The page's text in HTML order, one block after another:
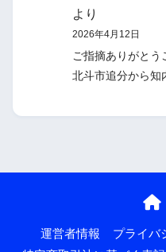
より
2026年4月12日
ご指摘ありがとう
北斗市追分から知
運営者情報 プライバ